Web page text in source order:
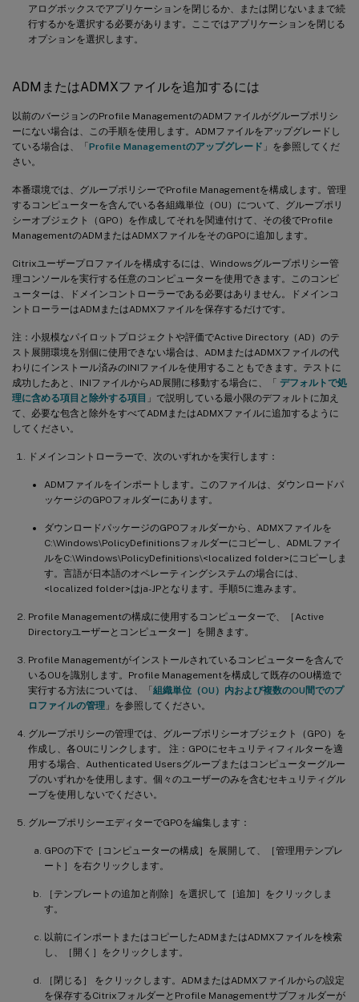
アログボックスでアプリケーションを閉じるか、または閉じないままで続
行するかを選択する必要があります。ここではアプリケーションを閉じる
オプションを選択します。
ADMまたはADMXファイルを追加するには
以前のバージョンのProfile ManagementのADMファイルがグループポリシ
ーにない場合は、この手順を使用します。ADMファイルをアップグレードし
ている場合は、「Profile Managementのアップグレード 」を参照してくだ
さい。
本番環境では、グループポリシーでProfile Managementを構成します。管理
するコンピューターを含んでいる各組織単位（OU）について、グループポリ
シーオブジェクト（GPO）を作成してそれを関連付けて、その後でProfile
ManagementのADMまたはADMXファイルをそのGPOに追加します。
Citrixユーザープロファイルを構成するには、Windowsグループポリシー管
理コンソールを実行する任意のコンピューターを使用できます。このコンピ
ューターは、ドメインコントローラーである必要はありません。ドメインコ
ントローラーはADMまたはADMXファイルを保存するだけです。
注：小規模なパイロットプロジェクトや評価でActive Directory（AD）のテ
スト展開環境を別個に使用できない場合は、ADMまたはADMXファイルの代
わりにインストール済みのINIファイルを使用することもできます。テストに
成功したあと、INIファイルからAD展開に移動する場合に、「 デフォルトで処
理に含める項目と除外する項目 」で説明している最小限のデフォルトに加え
て、必要な包含と除外をすべてADMまたはADMXファイルに追加するように
してください。
ドメインコントローラーで、次のいずれかを実行します：
ADMファイルをインポートします。このファイルは、ダウンロードパ
ッケージのGPOフォルダーにあります。
ダウンロードパッケージのGPOフォルダーから、ADMXファイルを
C:\Windows\PolicyDefinitionsフォルダーにコピーし、ADMLファイ
ルをC:\Windows\PolicyDefinitions\<localized folder>にコピーしま
す。言語が日本語のオペレーティングシステムの場合には、
<localized folder>はja-JPとなります。手順5に進みます。
Profile Managementの構成に使用するコンピューターで、［Active
Directoryユーザーとコンピューター］を開きます。
Profile Managementがインストールされているコンピューターを含んで
いるOUを識別します。Profile Managementを構成して既存のOU構造で
実行する方法については、「組織単位（OU）内および複数のOU間でのプ
ロファイルの管理 」を参照してください。
グループポリシーの管理では、グループポリシーオブジェクト（GPO）を
作成し、各OUにリンクします。 注：GPOにセキュリティフィルターを適
用する場合、Authenticated Usersグループまたはコンピューターグルー
プのいずれかを使用します。個々のユーザーのみを含むセキュリティグル
ープを使用しないでください。
グループポリシーエディターでGPOを編集します：
GPOの下で［コンピューターの構成］を展開して、［管理用テンプレ
ート］を右クリックします。
［テンプレートの追加と削除］を選択して［追加］をクリックしま
す。
以前にインポートまたはコピーしたADMまたはADMXファイルを検索
し、［開く］をクリックします。
［閉じる］ をクリックします。ADMまたはADMXファイルからの設定
を保存するCitrixフォルダーとProfile Managementサブフォルダーが